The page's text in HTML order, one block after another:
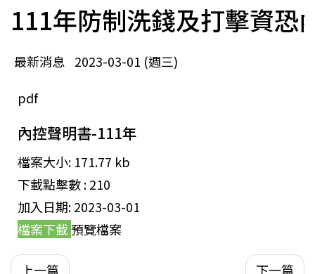
111年防制洗錢及打擊資恐
最新消息
2023-03-01 (週三)
pdf
內控聲明書-111年
檔案大小: 171.77 kb
下載點擊數 :210
加入日期:2023-03-01
檔案下載預覽檔案
上一篇 下一篇